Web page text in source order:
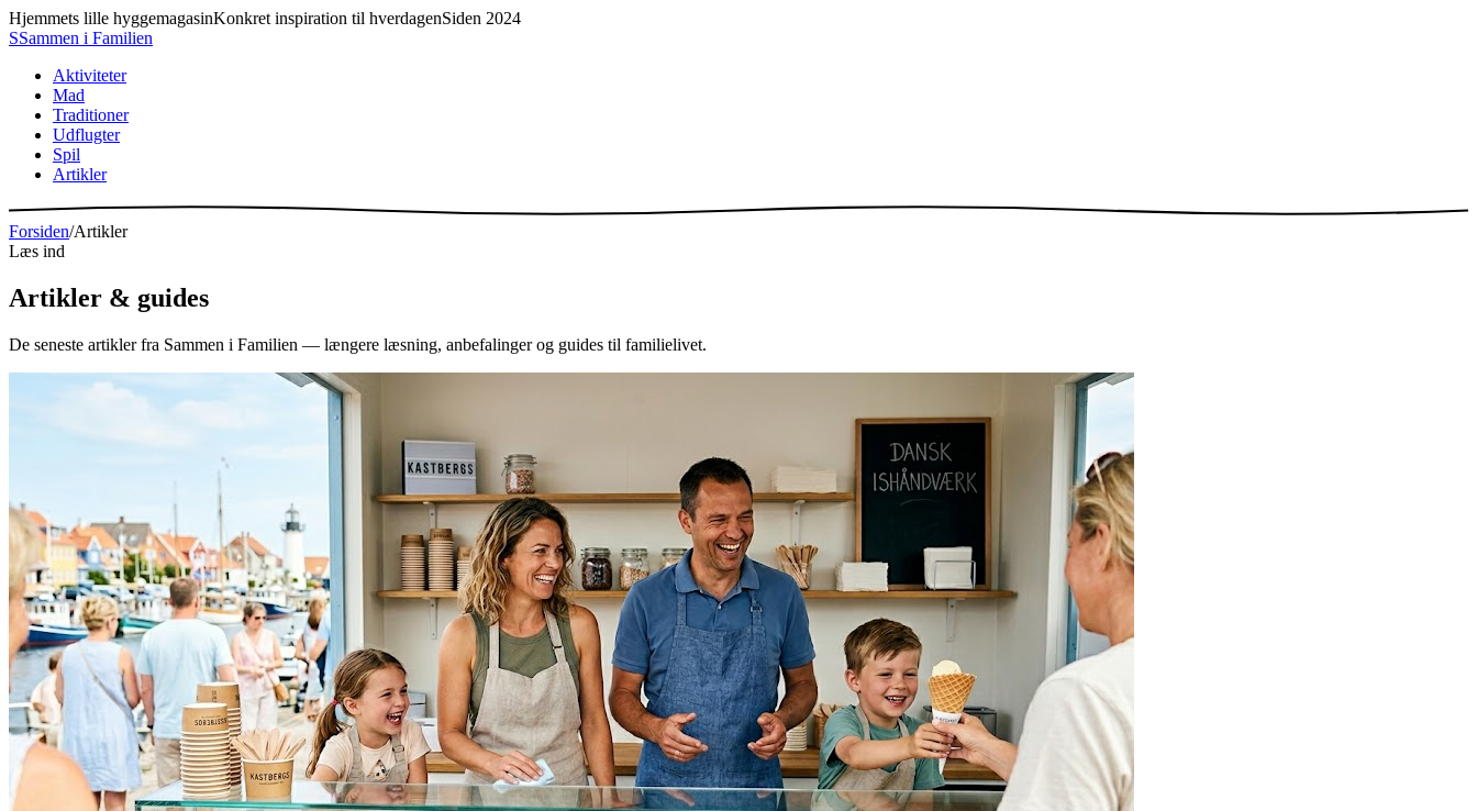
Hjemmets lille hyggemagasinKonkret inspiration til hverdagenSiden 2024
SSammen i Familien
Aktiviteter
Mad
Traditioner
Udflugter
Spil
Artikler
Forsiden/Artikler
Læs ind
Artikler & guides
De seneste artikler fra Sammen i Familien — længere læsning, anbefalinger og guides til familielivet.